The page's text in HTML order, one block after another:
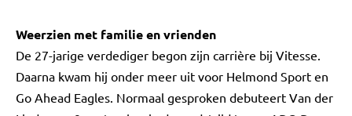
Weerzien met familie en vrienden
De 27-jarige verdediger begon zijn carrière bij Vitesse.
Daarna kwam hij onder meer uit voor Helmond Sport en
Go Ahead Eagles. Normaal gesproken debuteert Van der